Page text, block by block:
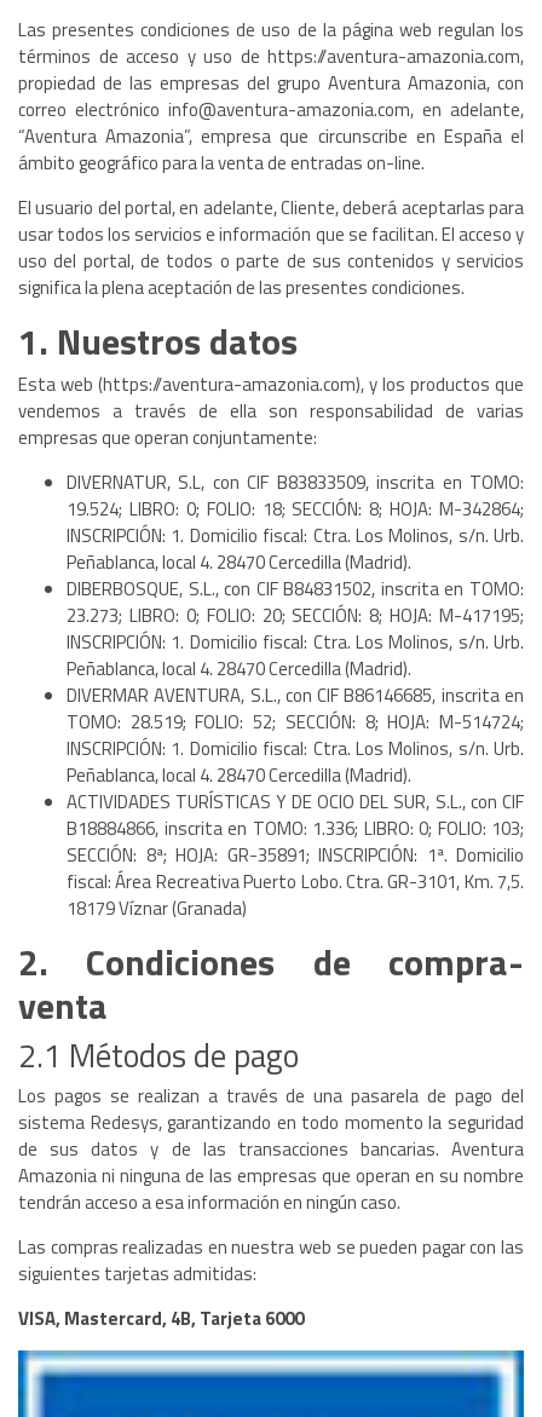
Las presentes condiciones de uso de la página web regulan los
términos de acceso y uso de https://aventura-amazonia.com,
propiedad de las empresas del grupo Aventura Amazonia, con
correo electrónico info@aventura-amazonia.com, en adelante,
“Aventura Amazonia”, empresa que circunscribe en España el
ámbito geográfico para la venta de entradas on-line.
El usuario del portal, en adelante, Cliente, deberá aceptarlas para
usar todos los servicios e información que se facilitan. El acceso y
uso del portal, de todos o parte de sus contenidos y servicios
significa la plena aceptación de las presentes condiciones.
1. Nuestros datos
Esta web (https://aventura-amazonia.com), y los productos que
vendemos a través de ella son responsabilidad de varias
empresas que operan conjuntamente:
DIVERNATUR, S.L, con CIF B83833509, inscrita en TOMO:
19.524; LIBRO: 0; FOLIO: 18; SECCIÓN: 8; HOJA: M-342864;
INSCRIPCIÓN: 1. Domicilio fiscal: Ctra. Los Molinos, s/n. Urb.
Peñablanca, local 4. 28470 Cercedilla (Madrid).
DIBERBOSQUE, S.L., con CIF B84831502, inscrita en TOMO:
23.273; LIBRO: 0; FOLIO: 20; SECCIÓN: 8; HOJA: M-417195;
INSCRIPCIÓN: 1. Domicilio fiscal: Ctra. Los Molinos, s/n. Urb.
Peñablanca, local 4. 28470 Cercedilla (Madrid).
DIVERMAR AVENTURA, S.L., con CIF B86146685, inscrita en
TOMO: 28.519; FOLIO: 52; SECCIÓN: 8; HOJA: M-514724;
INSCRIPCIÓN: 1. Domicilio fiscal: Ctra. Los Molinos, s/n. Urb.
Peñablanca, local 4. 28470 Cercedilla (Madrid).
ACTIVIDADES TURÍSTICAS Y DE OCIO DEL SUR, S.L., con CIF
B18884866, inscrita en TOMO: 1.336; LIBRO: 0; FOLIO: 103;
SECCIÓN: 8ª; HOJA: GR-35891; INSCRIPCIÓN: 1ª. Domicilio
fiscal: Área Recreativa Puerto Lobo. Ctra. GR-3101, Km. 7,5.
18179 Víznar (Granada)
2. Condiciones de compra-
venta
2.1 Métodos de pago
Los pagos se realizan a través de una pasarela de pago del
sistema Redesys, garantizando en todo momento la seguridad
de sus datos y de las transacciones bancarias. Aventura
Amazonia ni ninguna de las empresas que operan en su nombre
tendrán acceso a esa información en ningún caso.
Las compras realizadas en nuestra web se pueden pagar con las
siguientes tarjetas admitidas:
VISA, Mastercard, 4B, Tarjeta 6000